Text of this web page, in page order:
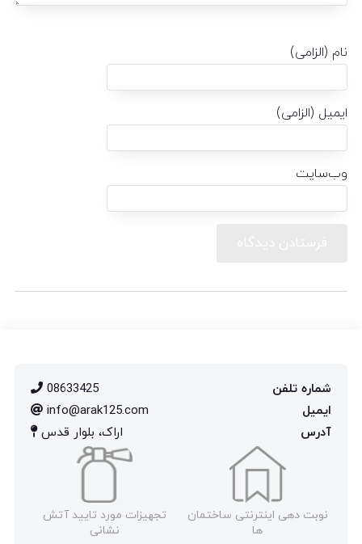
نام (الزامی)
ایمیل (الزامی)
وب‌سایت
شماره تلفن
08633425
ایمیل
info@arak125.com
آدرس
اراک، بلوار قدس
نوبت دهی اینترنتی ساختمان
ها
تجهیزات مورد تایید آتش
نشانی